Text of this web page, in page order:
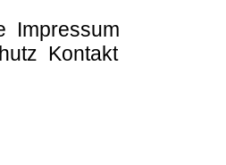
Impressum
Kontakt